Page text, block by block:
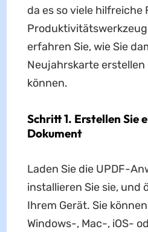
da es so viele
erfahren Sie, wie Sie
Neujahrskarte
können.
Schritt 1. Erstellen Sie
Dokument
Laden Sie die UPDF-
installieren Sie sie, und
Ihrem Gerät. Sie
Windows-, Mac-, iOS-